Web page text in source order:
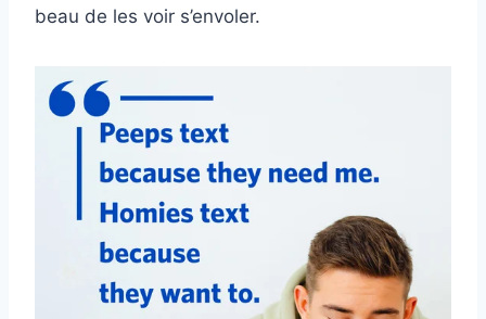
beau de les voir s’envoler.